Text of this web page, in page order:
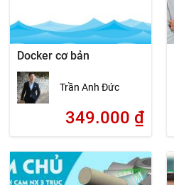
Docker cơ bản
Trần Anh Đức
349.000 ₫